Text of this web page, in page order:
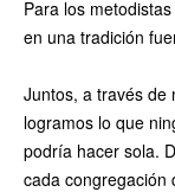
Para los
en una tradición
Juntos, a través de
logramos lo que
podría hacer sola.
cada congregación